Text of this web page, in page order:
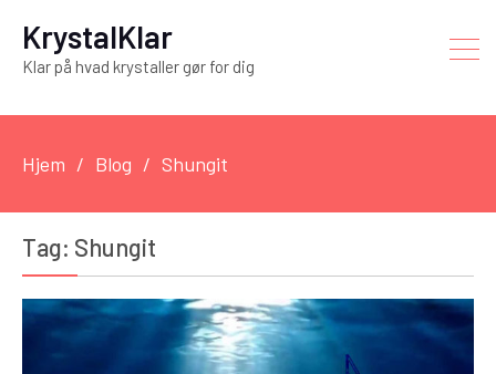
KrystalKlar
Klar på hvad krystaller gør for dig
Hjem Blog Shungit
Tag: Shungit